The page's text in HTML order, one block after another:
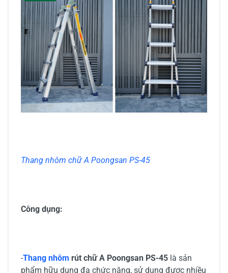
Thang nhôm chữ A Poongsan PS-45
Công dụng:
-Thang nhôm rút chữ A Poongsan PS-45 là sản
phẩm hữu dụng đa chức năng, sử dụng được nhiều